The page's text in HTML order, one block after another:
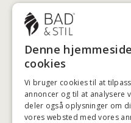
2100
+45
HØJESTE
Denne
cookies
Vi bruger cookies til at
annoncer og til at analysere
deler også oplysninger om
vores websted med vores